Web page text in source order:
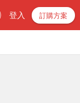
登入 訂購方案